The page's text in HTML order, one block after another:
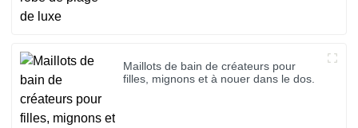
Maillots de bain de créateurs pour
filles, mignons et à nouer dans le dos.